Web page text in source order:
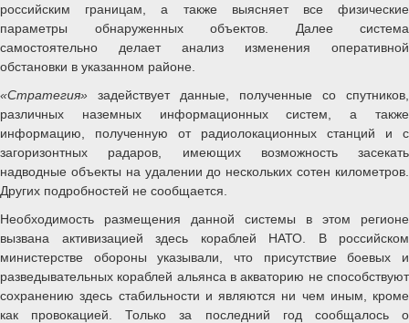
российским границам, а также выясняет все физические
параметры обнаруженных объектов. Далее система
самостоятельно делает анализ изменения оперативной
обстановки в указанном районе.
«Стратегия» задействует данные, полученные со спутников,
различных наземных информационных систем, а также
информацию, полученную от радиолокационных станций и с
загоризонтных радаров, имеющих возможность засекать
надводные объекты на удалении до нескольких сотен километров.
Других подробностей не сообщается.
Необходимость размещения данной системы в этом регионе
вызвана активизацией здесь кораблей НАТО. В российском
министерстве обороны указывали, что присутствие боевых и
разведывательных кораблей альянса в акваторию не способствуют
сохранению здесь стабильности и являются ни чем иным, кроме
как провокацией. Только за последний год сообщалось о